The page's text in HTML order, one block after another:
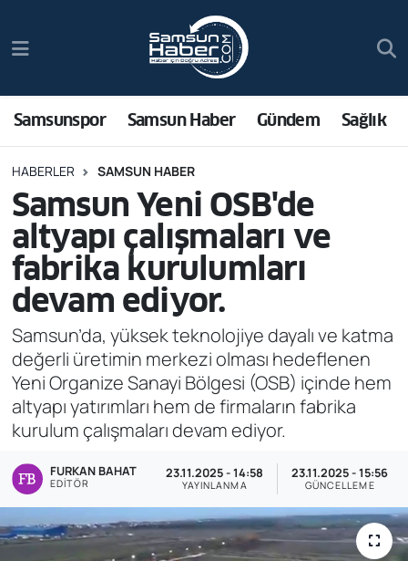
Samsunspor Samsun Haber Gündem Sağlık
HABERLER SAMSUN HABER
Samsun Yeni OSB'de
altyapı çalışmaları ve
fabrika kurulumları
devam ediyor.
Samsun’da, yüksek teknolojiye dayalı ve katma
değerli üretimin merkezi olması hedeflenen
Yeni Organize Sanayi Bölgesi (OSB) içinde hem
altyapı yatırımları hem de firmaların fabrika
kurulum çalışmaları devam ediyor.
FURKAN BAHAT
EDITÖR
23.11.2025 - 14:58
YAYINLANMA
23.11.2025 - 15:56
GÜNCELLEME
Samsun Haber
Sağlık
Asayiş
Bilim ve Teknoloji
Bölge
Dünya
Ekonomi
Genel
Gündem
Özel Haber
Trafik Durumu
Süper Lig Puan Durumu ve Fikstür
Tüm Manşetler
Son Dakika Haberleri
Haber Arşivi